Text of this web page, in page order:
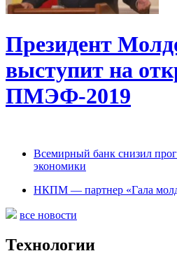
Президент
выступит на
ПМЭФ-2019
Всемирный банк снизил
экономики
НКПМ — партнер «Гала
все новости
Технологии